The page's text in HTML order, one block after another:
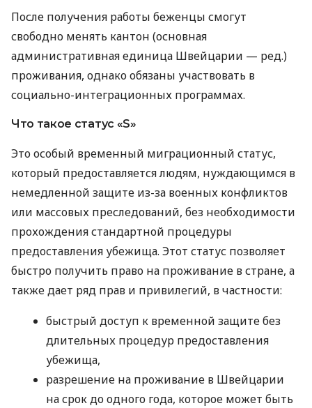
После получения работы беженцы смогут
свободно менять кантон (основная
административная единица Швейцарии — ред.)
проживания, однако обязаны участвовать в
социально-интеграционных программах.
Что такое статус «S»
Это особый временный миграционный статус,
который предоставляется людям, нуждающимся в
немедленной защите из-за военных конфликтов
или массовых преследований, без необходимости
прохождения стандартной процедуры
предоставления убежища. Этот статус позволяет
быстро получить право на проживание в стране, а
также дает ряд прав и привилегий, в частности:
быстрый доступ к временной защите без
длительных процедур предоставления
убежища,
разрешение на проживание в Швейцарии
на срок до одного года, которое может быть